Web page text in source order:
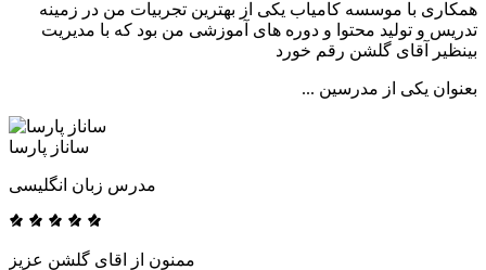
همکاری با موسسه کامیاب یکی از بهترین تجربیات من در زمینه
تدریس و تولید محتوا و دوره های آموزشی من بود که با مدیریت
بینظیر آقای گلشن رقم خورد
بعنوان یکی از مدرسین ...
ساناز پارسا
مدرس زبان انگلیسی